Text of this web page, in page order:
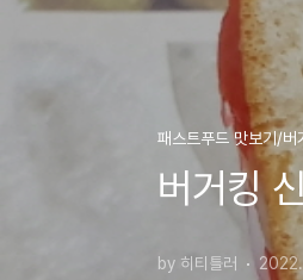
패스트푸드 맛보기/버
버거킹
by 히티틀러